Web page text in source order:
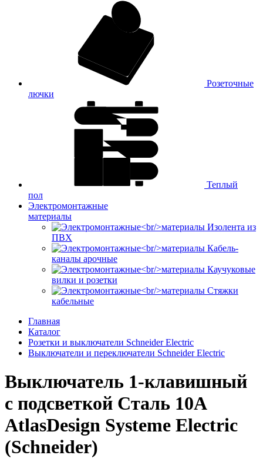
Розеточные
лючки
Теплый
пол
Электромонтажные
материалы
Изолента из
ПВХ
Кабель-
каналы арочные
Каучуковые
вилки и розетки
Стяжки
кабельные
Главная
Каталог
Розетки и выключатели Schneider Electric
Выключатели и переключатели Schneider Electric
Выключатель 1-клавишный
с подсветкой Сталь 10А
AtlasDesign Systeme Electric
(Schneider)